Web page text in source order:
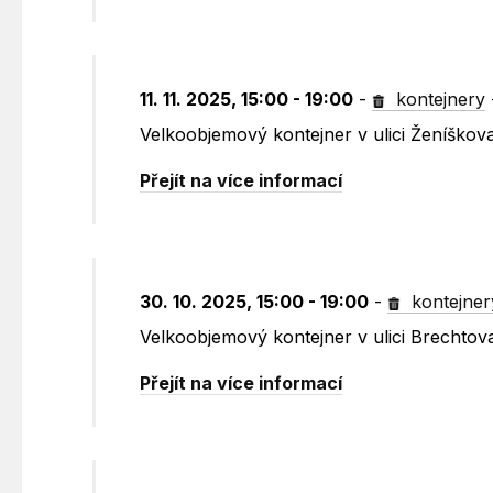
11. 11. 2025, 15:00 - 19:00 - kontejnery
Velkoobjemový kontejner v ulici
Přejít na více informací
30. 10. 2025, 15:00 - 19:00 -
Velkoobjemový kontejner v ulici
Přejít na více informací